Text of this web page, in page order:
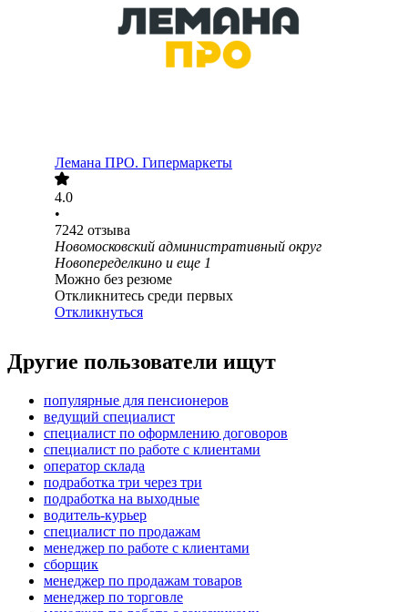
Лемана ПРО. Гипермаркеты
4.0
•
7242 отзыва
Новомосковский административный округ
Новопеределкино и еще 1
Можно без резюме
Откликнитесь среди первых
Откликнуться
Другие пользователи ищут
популярные для пенсионеров
ведущий специалист
специалист по оформлению договоров
специалист по работе с клиентами
оператор склада
подработка три через три
подработка на выходные
водитель-курьер
специалист по продажам
менеджер по работе с клиентами
сборщик
менеджер по продажам товаров
менеджер по торговле